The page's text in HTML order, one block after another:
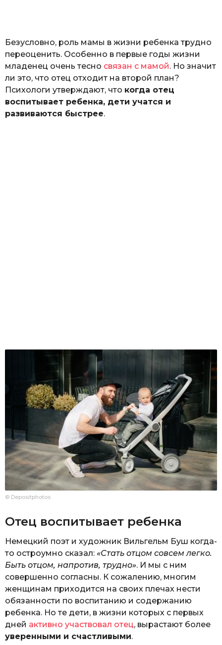
р
к
л
ю
к
Безусловно, роль мамы в жизни ребенка трудно
переоценить. Особенно в первые годы жизни
младенец очень тесно связан с мамой. Но значит
ли это, что отец отходит на второй план?
Психологи утверждают, что когда отец
воспитывает ребенка, дети учатся и
развиваются быстрее.
© Depositphotos
Отец воспитывает ребенка
Немецкий поэт и художник Вильгельм Буш когда-
то остроумно сказал: «Стать отцом совсем легко.
Быть отцом, напротив, трудно». И мы с ним
совершенно согласны. К сожалению, многим
женщинам приходится на своих плечах нести
обязанности по воспитанию и содержанию
ребенка. Но те дети, в жизни которых с первых
дней активно участвовал отец, вырастают более
уверенными и счастливыми.